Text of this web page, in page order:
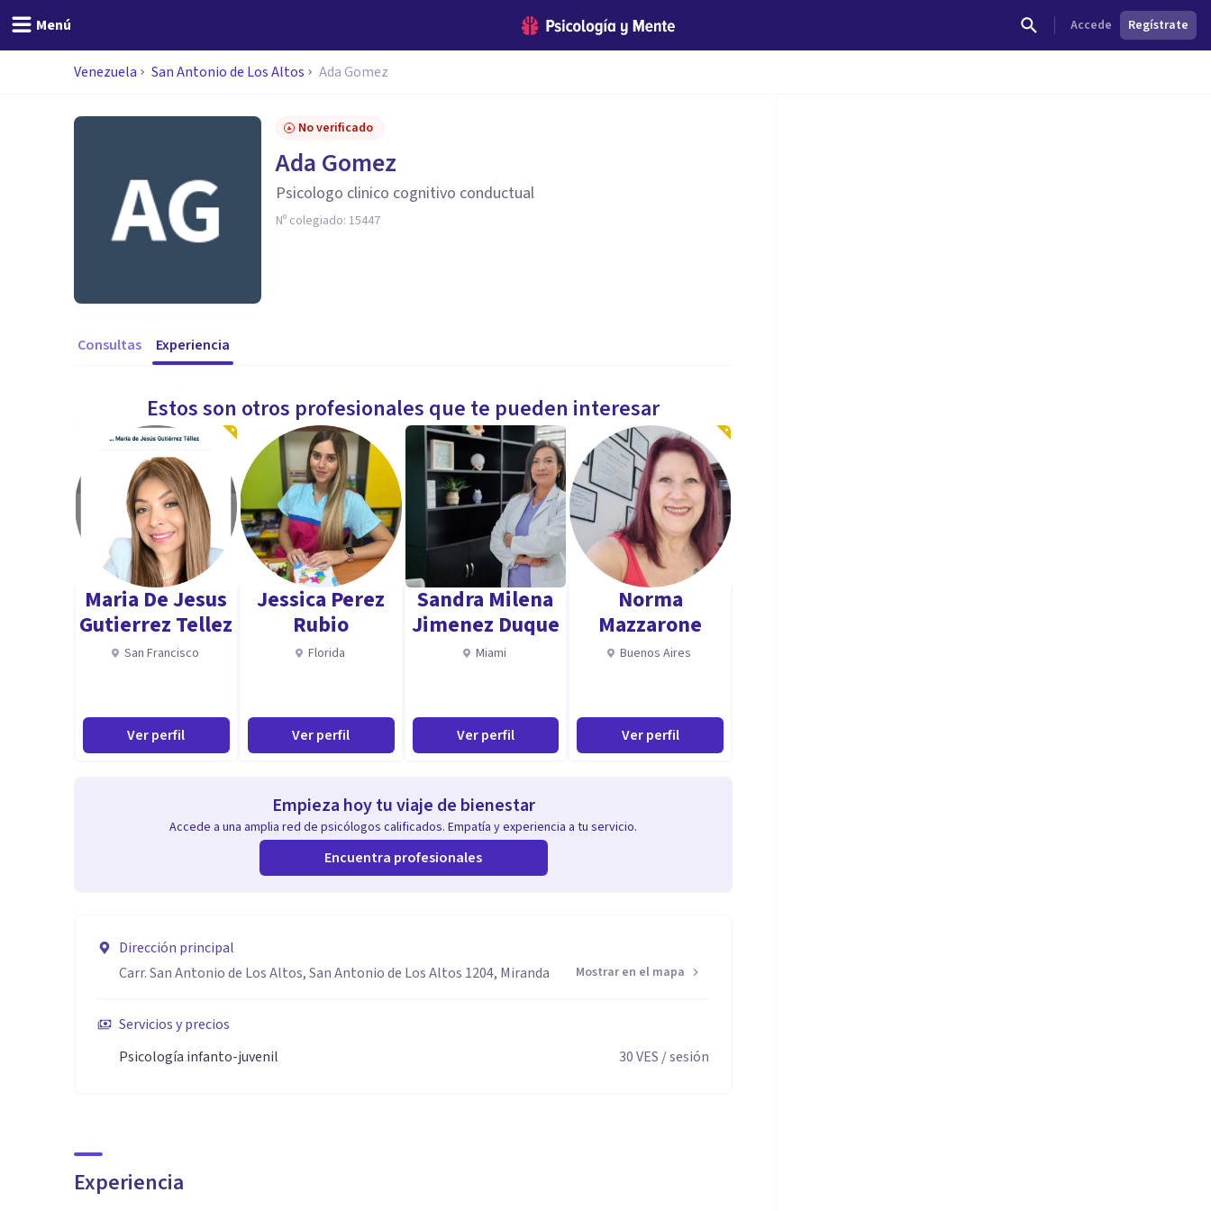
Menú Accede Regístrate
Venezuela San Antonio de Los Altos Ada Gomez
No verificado
Ada Gomez
Psicologo clinico cognitivo conductual
Nº colegiado: 15447
Consultas Experiencia
Estos son otros profesionales que te pueden interesar
Maria De Jesus
Gutierrez Tellez
San Francisco
Ver perfil
Jessica Perez
Rubio
Florida
Ver perfil
Sandra Milena
Jimenez Duque
Miami
Ver perfil
Norma
Mazzarone
Buenos Aires
Ver perfil
Empieza hoy tu viaje de bienestar
Accede a una amplia red de psicólogos calificados. Empatía y experiencia a tu servicio.
Encuentra profesionales
Dirección principal
Carr. San Antonio de Los Altos, San Antonio de Los Altos 1204, Miranda
Mostrar en el mapa
Servicios y precios
Psicología infanto-juvenil
30VES / sesión
Experiencia